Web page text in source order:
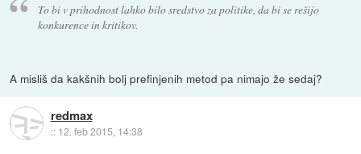
To bi v prihodnost lahko bilo sredstvo za politike, da bi se rešijo
konkurence in kritikov.
A misliš da kakšnih bolj prefinjenih metod pa nimajo že sedaj?
redmax
:: 12. feb 2015, 14:38